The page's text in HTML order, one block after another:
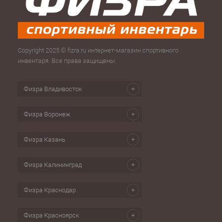
Copyright 2025 © fizra.ru интернет-магазин спортивного
инвентаря. Все права защищены.
Физра Владивосток
Физра Воронеж
Физра Казань
Физра Калининград
Физра Краснодар
Физра Красноярск